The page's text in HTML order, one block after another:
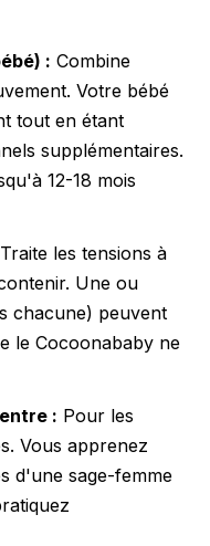
: Combine
Votre bébé
tout en étant
supplémentaires.
12-18 mois
Traite les tensions à
Une ou
chacune) peuvent
le Cocoonababy ne
: Pour les
Vous apprenez
d'une sage-femme